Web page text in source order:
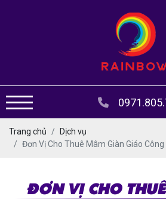
Trang chủ
Dịch vụ
Đơn Vị Cho Thuê Mâm Giàn Giáo
ĐƠN VỊ CHO